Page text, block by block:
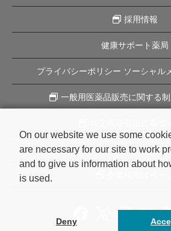
採用情報
健康サポート薬局
プライバシーポリシー ソーシャル
一般用医薬品販売に関する
企業理念
On our website we use some
are necessary for our site to work
and to give us information about
is used.
Deny